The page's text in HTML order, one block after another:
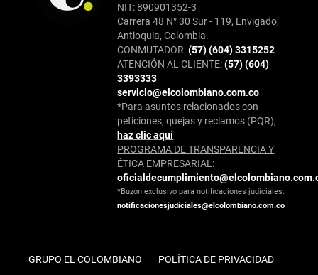
NIT: 890901352-3
Carrera 48 N° 30 Sur - 119, Envigado,
Antioquia, Colombia.
CONMUTADOR:(57) (604) 3315252
ATENCIÓN AL CLIENTE:(57) (604)
3393333
servicio@elcolombiano.com.co
*Para asuntos relacionados con
peticiones, quejas y reclamos (PQR),
haz clic aquí
PROGRAMA DE TRANSPARENCIA Y
ÉTICA EMPRESARIAL:
*Buzón exclusivo para notificaciones judiciales:
notificacionesjudiciales@elcolombiano.com.co
GRUPO EL COLOMBIANO POLÍTICA DE PRIVACIDAD